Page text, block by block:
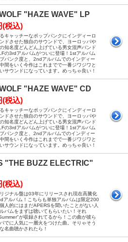
"HAZE WAVE" LP
(税込)
キャッチーなポップパンクにインディーロ
ドさせた独自のサウンドで、ヨーロッパや
知名度どんどん上げている男女混声バンド
の3rdアルバムがついに登場！1stアルバム
パンク度と、2ndアルバムでのインディー
間をいく今作はこれまでで一番ジワジワと
サウンドになっています。めっちゃ良い！
"HAZE WAVE" CD
(税込)
キャッチーなポップパンクにインディーロ
ドさせた独自のサウンドで、ヨーロッパや
知名度どんどん上げている男女混声バンド
の3rdアルバムがついに登場！1stアルバム
パンク度と、2ndアルバムでのインディー
間をいく今作はこれまでで一番ジワジワと
サウンドになっています。めっちゃ良い！
"THE BUZZ ELECTRIC"
(税込)
ジナル盤は03年にリリースされ現在高騰化
アルバム！こちらも単独アルバムは限定200
人的にはまだAPERSを聞いたことがない人
バムをまずは聴いてもらいたい！それ
が収録されてるから！この曲が彼ら
でに人気に一層火をつけた曲。そりゃそう
名曲聴かされたら！